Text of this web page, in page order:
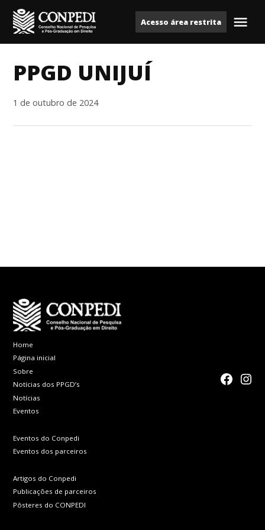
para
o
ConpediAcesso área restrita
PPGD UNIJUÍ
1 de outubro de 2024
Home
Página inicial
Sobre
Notícias dos PPGD’s
Notícias
Eventos
Eventos do Conpedi
Eventos dos parceiros
Artigos do Conpedi
Publicações de parceiros
Pôsteres do CONPEDI